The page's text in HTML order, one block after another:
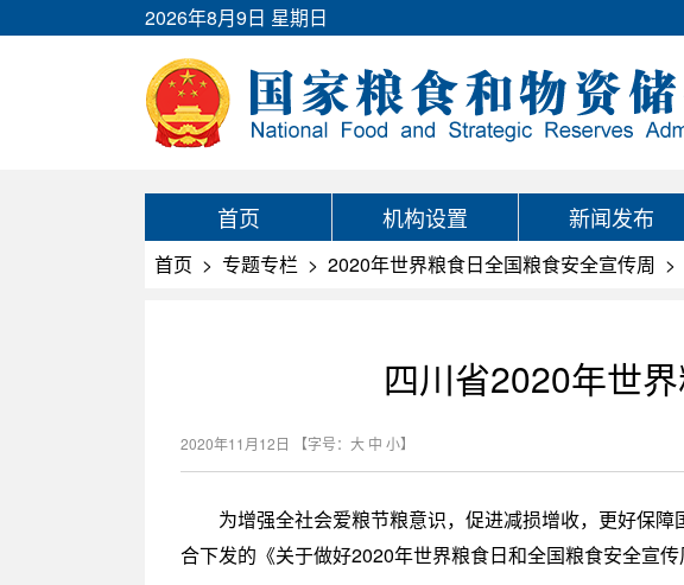
2026年8月9日 星期日
首页 机构设置 新闻发布
首页 > 专题专栏 > 2020年世界粮食日全国粮食安全宣传周 >
四川省2020年世
2020年11月12日 【字号： 大 中 小】
为增强全社会爱粮节粮意识，促进减损增收，更好保
合下发的《关于做好2020年世界粮食日和全国粮食安全宣